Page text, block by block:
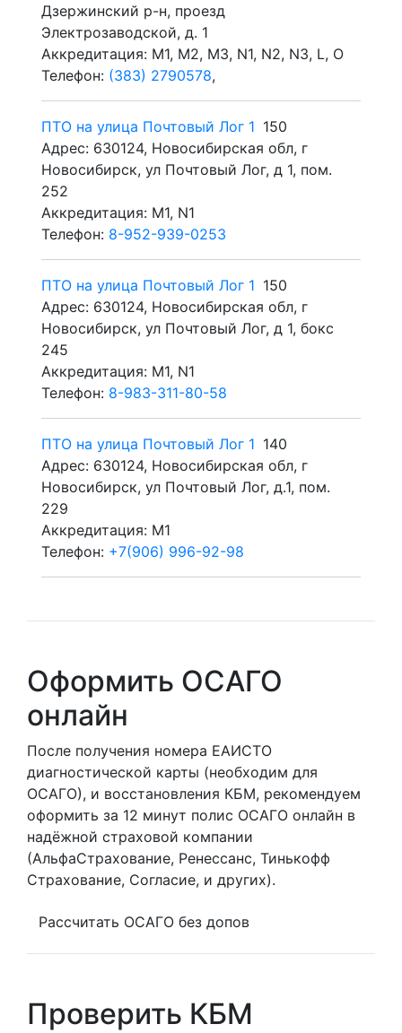
Дзержинский р-н, проезд
Электрозаводской, д. 1
Аккредитация: M1, M2, M3, N1, N2, N3, L, O
Телефон: (383) 2790578,
ПТО на улица Почтовый Лог 1 150
Адрес: 630124, Новосибирская обл, г
Новосибирск, ул Почтовый Лог, д 1, пом.
252
Аккредитация: M1, N1
Телефон: 8-952-939-0253
ПТО на улица Почтовый Лог 1 150
Адрес: 630124, Новосибирская обл, г
Новосибирск, ул Почтовый Лог, д 1, бокс
245
Аккредитация: M1, N1
Телефон: 8-983-311-80-58
ПТО на улица Почтовый Лог 1 140
Адрес: 630124, Новосибирская обл, г
Новосибирск, ул Почтовый Лог, д.1, пом.
229
Аккредитация: M1
Телефон: +7(906) 996-92-98
Оформить ОСАГО
онлайн
После получения номера ЕАИСТО
диагностической карты (необходим для
ОСАГО), и восстановления КБМ, рекомендуем
оформить за 12 минут полис ОСАГО онлайн в
надёжной страховой компании
(АльфаСтрахование, Ренессанс, Тинькофф
Страхование, Согласие, и других).
Рассчитать ОСАГО без допов
Проверить КБМ